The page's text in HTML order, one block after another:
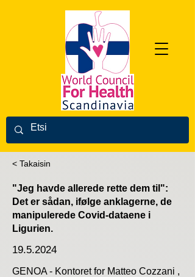
< Takaisin
"Jeg havde allerede rette dem til":
Det er sådan, ifølge anklagerne, de
manipulerede Covid-dataene i
Ligurien.
19.5.2024
GENOA - Kontoret for Matteo Cozzani ,